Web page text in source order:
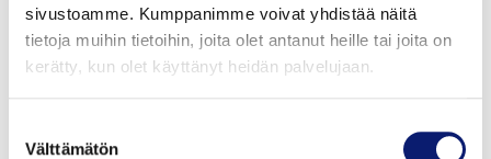
sivustoamme. Kumppanimme voivat yhdistää näitä
tietoja muihin tietoihin, joita olet antanut heille tai joita on
kerätty, kun olet käyttänyt heidän palvelujaan.
valinta
Välttämätön